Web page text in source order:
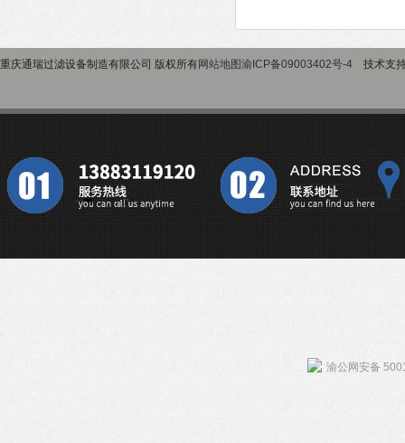
重庆通瑞过滤设备制造有限公司 版权所有网站地图渝ICP备09003402号-4 技术支
渝公网安备